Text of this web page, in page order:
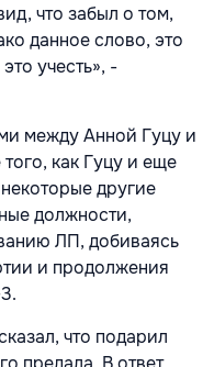
что забыл о том,
данное слово, это
учесть», -
между Анной Гуцу и
как Гуцу и еще
другие
должности,
ЛП, добиваясь
и продолжения
что подарил